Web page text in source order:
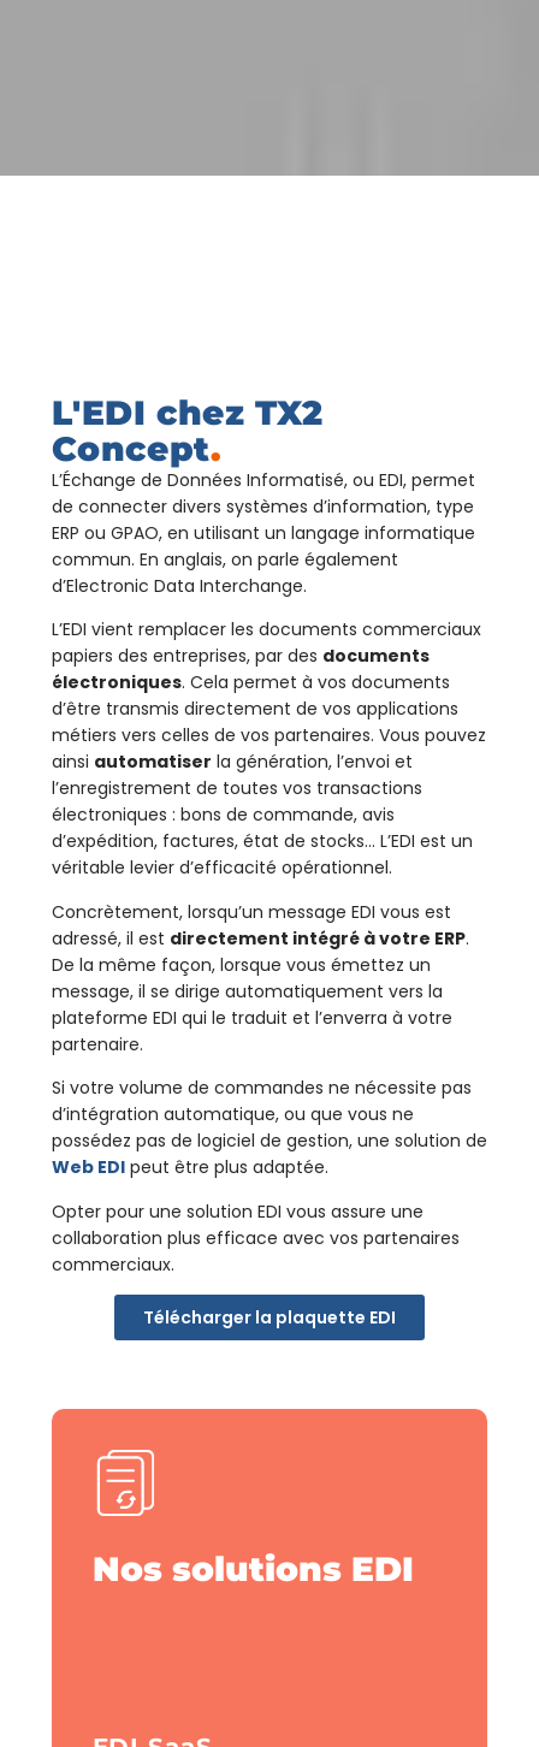
L'EDI chez TX2
Concept.
L’Échange de Données Informatisé, ou EDI, permet
de connecter divers systèmes d’information, type
ERP ou GPAO, en utilisant un langage informatique
commun. En anglais, on parle également
d’Electronic Data Interchange.
L’EDI vient remplacer les documents commerciaux
papiers des entreprises, par des documents
électroniques. Cela permet à vos documents
d’être transmis directement de vos applications
métiers vers celles de vos partenaires. Vous pouvez
ainsi automatiser la génération, l’envoi et
l’enregistrement de toutes vos transactions
électroniques : bons de commande, avis
d’expédition, factures, état de stocks… L’EDI est un
véritable levier d’efficacité opérationnel.
Concrètement, lorsqu’un message EDI vous est
adressé, il est directement intégré à votre ERP.
De la même façon, lorsque vous émettez un
message, il se dirige automatiquement vers la
plateforme EDI qui le traduit et l’enverra à votre
partenaire.
Si votre volume de commandes ne nécessite pas
d’intégration automatique, ou que vous ne
possédez pas de logiciel de gestion, une solution de
Web EDIpeut être plus adaptée.
Opter pour une solution EDI vous assure une
collaboration plus efficace avec vos partenaires
commerciaux.
Télécharger la plaquette EDI
Nos solutions EDI